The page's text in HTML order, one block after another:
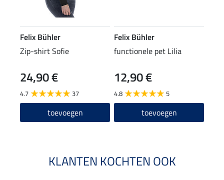
Felix Bühler
Zip-shirt Sofie
24,90 €
4.7 37
toevoegen
Felix Bühler
functionele pet Lilia
12,90 €
4.8 5
toevoegen
KLANTEN KOCHTEN OOK